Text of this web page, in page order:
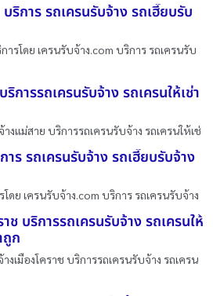
ริการ รถเครนรับจ้าง รถเฮี๊ยบรับ
รโดย เครนรับจ้าง.com บริการ รถเครนรับ
การรถเครนรับจ้าง รถเครนให้เช่า
งแม่สาย บริการรถเครนรับจ้าง รถเครนให้เช่
าร รถเครนรับจ้าง รถเฮี๊ยบรับจ้าง
ดย เครนรับจ้าง.com บริการ รถเครนรับจ้าง
ช บริการรถเครนรับจ้าง รถเครนให้
ถูก
งเมืองโคราช บริการรถเครนรับจ้าง รถเครน